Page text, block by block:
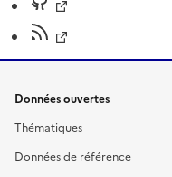
Données ouvertes
Thématiques
Données de référence